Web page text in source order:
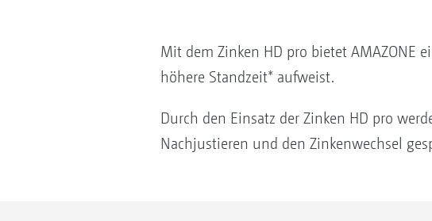
Mit dem Zinken HD pro bietet AMAZONE
höhere Standzeit* aufweist.
Durch den Einsatz der Zinken HD pro
Nachjustieren und den Zinkenwechsel